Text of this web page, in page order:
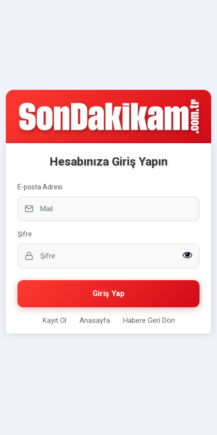
Hesabınıza Giriş Yapın
E-posta Adresi
Şifre
Giriş Yap
Kayıt Ol Anasayfa Habere Geri Dön